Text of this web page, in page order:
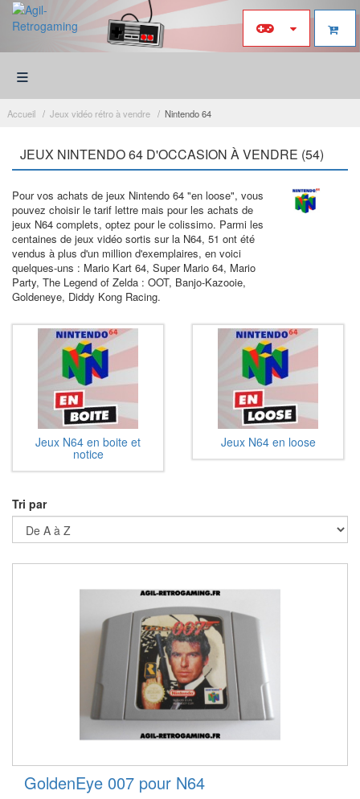
≡
Accueil Jeux vidéo rétro à vendre Nintendo 64
JEUX NINTENDO 64 D'OCCASION À VENDRE (54)
Pour vos achats de jeux Nintendo 64 "en loose", vous
pouvez choisir le tarif lettre mais pour les achats de
jeux N64 complets, optez pour le colissimo. Parmi les
centaines de jeux vidéo sortis sur la N64, 51 ont été
vendus à plus d'un million d'exemplaires, en voici
quelques-uns : Mario Kart 64, Super Mario 64, Mario
Party, The Legend of Zelda : OOT, Banjo-Kazooie,
Goldeneye, Diddy Kong Racing.
Jeux N64 en boite et
notice
Jeux N64 en loose
Tri par
GoldenEye 007 pour N64